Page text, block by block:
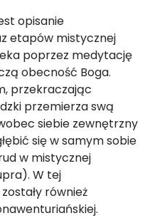
opisanie
etapów mistycznej
poprzez medytację
obecność Boga.
przekraczając
przemierza swą
siebie zewnętrzny
się w samym sobie
w mistycznej
W tej
również